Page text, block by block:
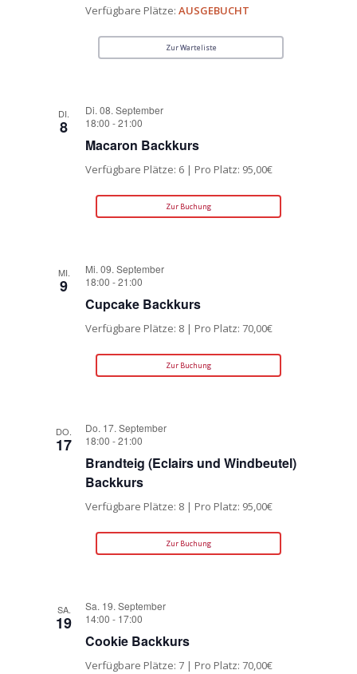
Verfügbare Plätze:AUSGEBUCHT
Zur Warteliste
DI.
8
Di. 08. September
18:00 -21:00
Macaron Backkurs
Verfügbare Plätze: 6 | Pro Platz: 95,00€
Zur Buchung
MI.
9
Mi. 09. September
18:00 -21:00
Cupcake Backkurs
Verfügbare Plätze: 8 | Pro Platz: 70,00€
Zur Buchung
DO.
17
Do. 17. September
18:00 -21:00
Brandteig (Eclairs und Windbeutel)
Backkurs
Verfügbare Plätze: 8 | Pro Platz: 95,00€
Zur Buchung
SA.
19
Sa. 19. September
14:00 - 17:00
Cookie Backkurs
Verfügbare Plätze: 7 | Pro Platz: 70,00€